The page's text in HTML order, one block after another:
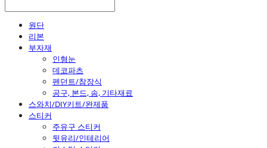
원단
리본
부자재
인형눈
데코파츠
펜던트/참장식
공구, 본드, 솜, 기타재료
스와치/DIY키트/완제품
스티커
주유구 스티커
뒷유리/인테리어